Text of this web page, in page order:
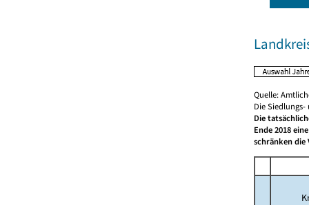
Quelle:
Die
Die
Ende 2018
schränken